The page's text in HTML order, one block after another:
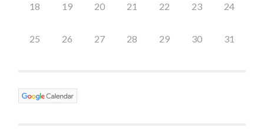
18 19 20 21 22 23 24
25 26 27 28 29 30 31